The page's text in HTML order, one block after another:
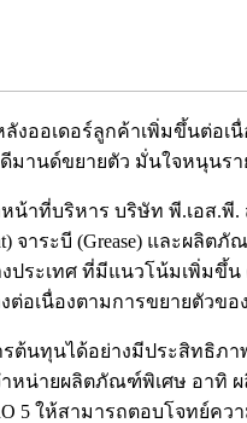
งออเดอร์ลูกค้าเพิ่มขึ้นต่
านด์ขยายตัว มั่นใจหนุนรา
น้าที่บริหาร บริษัท พี.เอส.
ระบี (Grease) และผลิตภั
ระเทศ ที่มีแนวโน้มเพิ่มขึ้น
อเนื่องตามการขยายตัวข
นทุนได้อย่างมีประสิทธิภา
น่ายผลิตภัณฑ์พิเศษ อาทิ
5 ให้สามารถตอบโจทย์คว